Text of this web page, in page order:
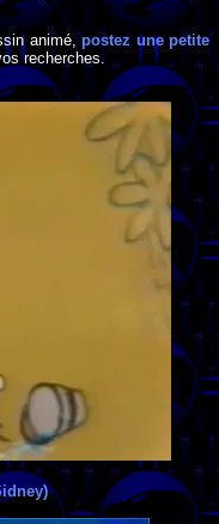
animé,postez une petite
recherches.